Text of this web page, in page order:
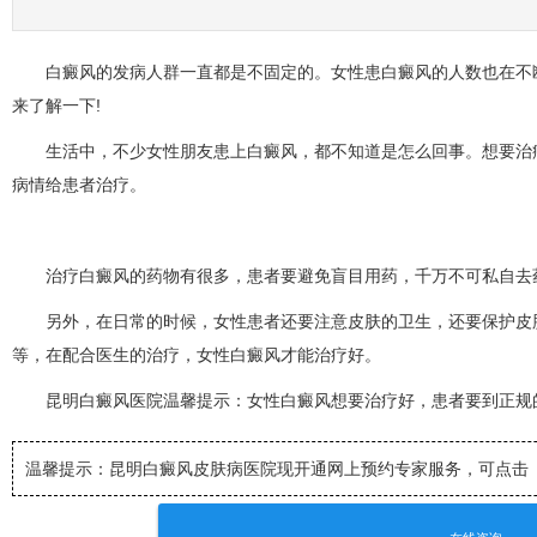
白癜风的发病人群一直都是不固定的。女性患白癜风的人数也在不
来了解一下!
生活中，不少女性朋友患上白癜风，都不知道是怎么回事。想要治
病情给患者治疗。
治疗白癜风的药物有很多，患者要避免盲目用药，千万不可私自去
另外，在日常的时候，女性患者还要注意皮肤的卫生，还要保护皮
等，在配合医生的治疗，女性白癜风才能治疗好。
昆明白癜风医院温馨提示：女性白癜风想要治疗好，患者要到正规
温馨提示：昆明白癜风皮肤病医院现开通网上预约专家服务，可点击